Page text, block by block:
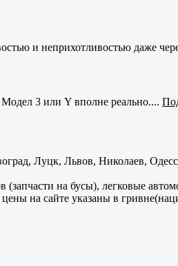
и неприхотливостью даже
3 или Y вполне реально....
Луцк, Львов, Николаев,
(запчасти на бусы), легковые
на сайте указаны в